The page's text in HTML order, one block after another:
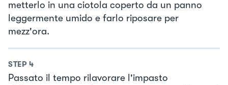
metterlo in una ciotola coperto da un panno
leggermente umido e farlo riposare per
mezz'ora.
STEP 4
Passato il tempo rilavorare l'impasto